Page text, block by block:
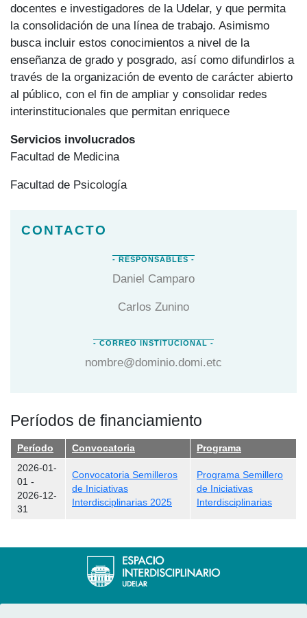
docentes e investigadores de la Udelar, y que permita
la consolidación de una línea de trabajo. Asimismo
busca incluir estos conocimientos a nivel de la
enseñanza de grado y posgrado, así como difundirlos a
través de la organización de evento de carácter abierto
al público, con el fin de ampliar y consolidar redes
interinstitucionales que permitan enriquece
Servicios involucrados
Facultad de Medicina
Facultad de Psicología
Daniel Camparo
Carlos Zunino
nombre@dominio.domi.etc
Períodos de financiamiento
Período Convocatoria
Programa
2026-01-
01 -
2026-12-
31
Convocatoria Semilleros
de Iniciativas
Interdisciplinarias 2025
Programa Semillero
de Iniciativas
Interdisciplinarias